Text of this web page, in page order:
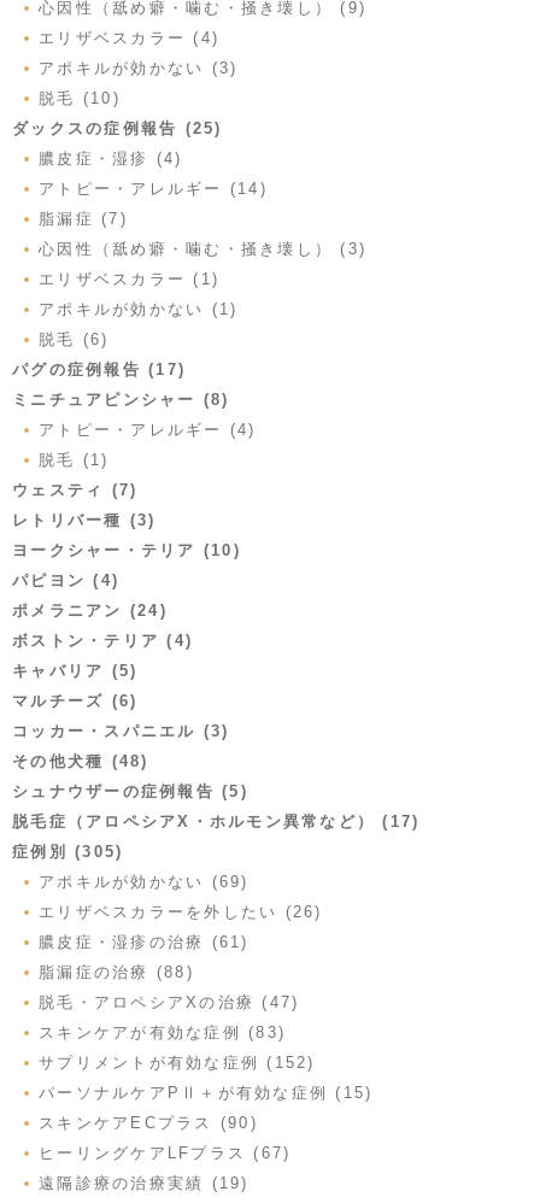
心因性（舐め癖・噛む・掻き壊し） (9)
エリザベスカラー (4)
アポキルが効かない (3)
脱毛 (10)
ダックスの症例報告 (25)
膿皮症・湿疹 (4)
アトピー・アレルギー (14)
脂漏症 (7)
心因性（舐め癖・噛む・掻き壊し） (3)
エリザベスカラー (1)
アポキルが効かない (1)
脱毛 (6)
パグの症例報告 (17)
ミニチュアピンシャー (8)
アトピー・アレルギー (4)
脱毛 (1)
ウェスティ (7)
レトリバー種 (3)
ヨークシャー・テリア (10)
パピヨン (4)
ポメラニアン (24)
ボストン・テリア (4)
キャバリア (5)
マルチーズ (6)
コッカー・スパニエル (3)
その他犬種 (48)
シュナウザーの症例報告 (5)
脱毛症（アロペシアX・ホルモン異常など） (17)
症例別 (305)
アポキルが効かない (69)
エリザベスカラーを外したい (26)
膿皮症・湿疹の治療 (61)
脂漏症の治療 (88)
脱毛・アロペシアXの治療 (47)
スキンケアが有効な症例 (83)
サプリメントが有効な症例 (152)
パーソナルケアPⅡ＋が有効な症例 (15)
スキンケアECプラス (90)
ヒーリングケアLFプラス (67)
遠隔診療の治療実績 (19)